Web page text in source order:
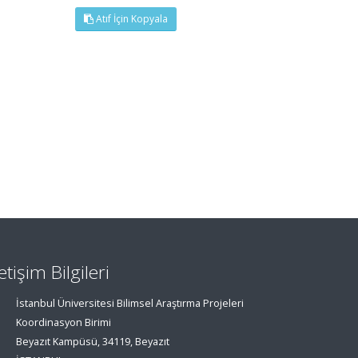
Atıf İçin Kopyala
Bilgileri
İstanbul Üniversitesi Bilimsel Araştırma Projeleri
Koordinasyon Birimi
Beyazıt Kampüsü, 34119, Beyazıt